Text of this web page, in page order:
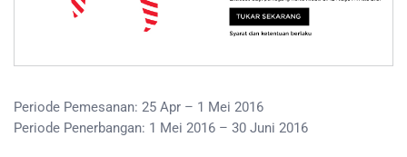
Periode Pemesanan: 25 Apr – 1 Mei 2016
Periode Penerbangan: 1 Mei 2016 – 30 Juni 2016